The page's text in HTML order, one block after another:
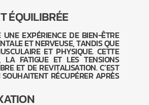
ÉQUILIBRÉE
EXPÉRIENCE DE BIEN-ÊTRE
ET NERVEUSE, TANDIS QUE
ET PHYSIQUE. CETTE
LA FATIGUE ET LES TENSIONS
ET DE REVITALISATION. C’EST
RÉCUPÉRER APRÈS